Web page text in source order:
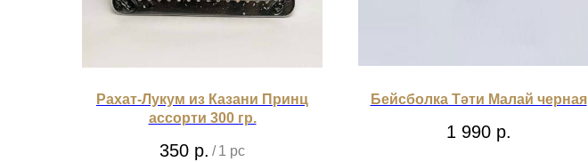
Рахат-Лукум из Казани Принц
ассорти 300 гр.
350 р. / 1 pc
Бейсболка Тәти Малай черная
1 990 р.